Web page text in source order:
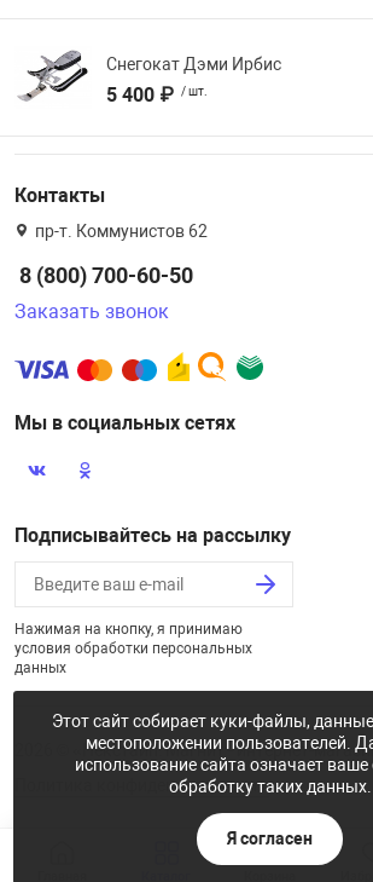
Снегокат Дэми Ирбис
5 400 ₽ / шт.
Контакты
пр-т. Коммунистов 62
8 (800) 700-60-50
Заказать звонок
Мы в социальных сетях
Подписывайтесь на рассылку
Нажимая на кнопку, я принимаю
условия обработки персональных
данных
2026 © «Некстайп: Магнит - интернет-
Политика конфиденциальности
Этот сайт собирает куки-файлы,
местоположении пользователей.
использование сайта означает ваше
обработку таких данных.
Я согласен